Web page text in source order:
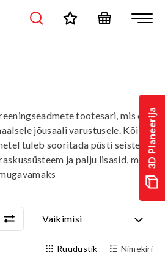
3D Planeerija
tootesari, mis on
jõusaali varustusele. Kõik
tuleb sooritada püsti seistes,
ja palju lisasid, mis
Vaikimisi
Ruudustik Nimekiri